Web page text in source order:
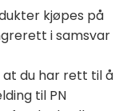
kjøpes på
i samsvar
du har rett til å
til PN